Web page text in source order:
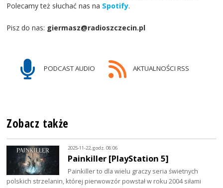
Polecamy też słuchać nas na Spotify.
Pisz do nas: giermasz@radioszczecin.pl
PODCAST AUDIO AKTUALNOŚCI RSS
Zobacz także
2025-11-22, godz. 08:06
Painkiller [PlayStation 5]
Painkiller to dla wielu graczy seria świetnych
polskich strzelanin, której pierwowzór powstał w roku 2004 siłami